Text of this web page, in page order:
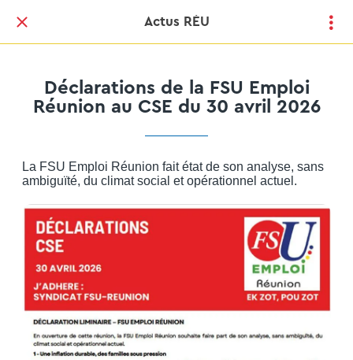
Actus RÉU
Déclarations de la FSU Emploi
Réunion au CSE du 30 avril 2026
La FSU Emploi Réunion fait état de son analyse, sans
ambiguïté, du climat social et opérationnel actuel.